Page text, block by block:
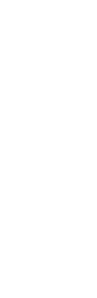
de la
importancia de estar
importan.
participar en
a Leyendas